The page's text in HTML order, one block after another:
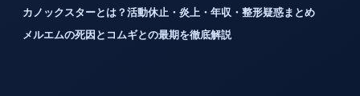
カノックスターとは？活動休止・炎上・年収・整形疑惑まとめ
メルエムの死因とコムギとの最期を徹底解説